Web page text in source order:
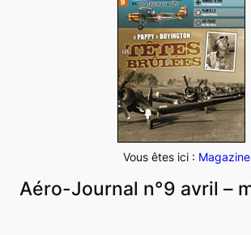
e
r
c
h
e
r
Vous êtes ici :
Aéro-Journal n°9 avril –